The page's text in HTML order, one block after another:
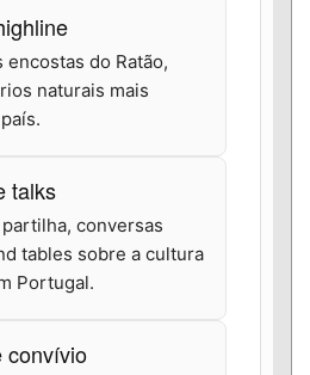
encostas do Ratão,
naturais mais
talks
conversas
tables sobre a cultura
Portugal.
convívio